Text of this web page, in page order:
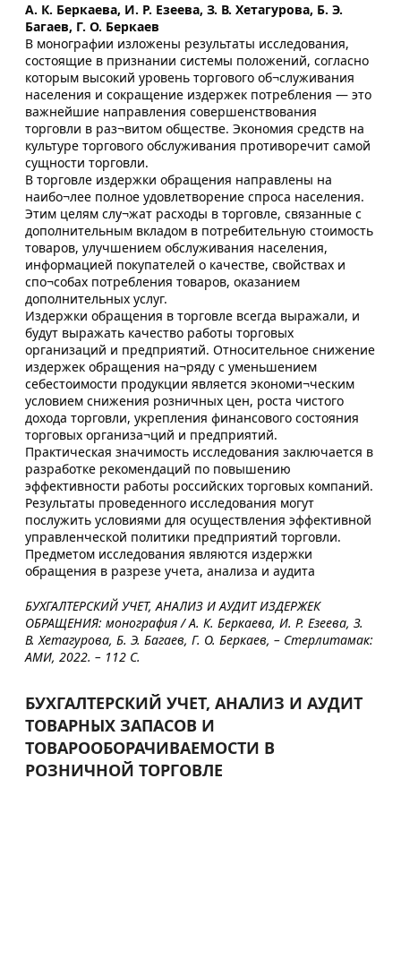
А. К. Беркаева, И. Р. Езеева, З. В. Хетагурова, Б. Э.
Багаев, Г. О. Беркаев
В монографии изложены результаты исследования,
состоящие в признании системы положений, согласно
которым высокий уровень торгового об¬служивания
населения и сокращение издержек потребления — это
важнейшие направления совершенствования
торговли в раз¬витом обществе. Экономия средств на
культуре торгового обслуживания противоречит самой
сущности торговли.
В торговле издержки обращения направлены на
наибо¬лее полное удовлетворение спроса населения.
Этим целям слу¬жат расходы в торговле, связанные с
дополнительным вкладом в потребительную стоимость
товаров, улучшением обслуживания населения,
информацией покупателей о качестве, свойствах и
спо¬собах потребления товаров, оказанием
дополнительных услуг.
Издержки обращения в торговле всегда выражали, и
будут выражать качество работы торговых
организаций и предприятий. Относительное снижение
издержек обращения на¬ряду с уменьшением
себестоимости продукции является экономи¬ческим
условием снижения розничных цен, роста чистого
дохода торговли, укрепления финансового состояния
торговых организа¬ций и предприятий.
Практическая значимость исследования заключается в
разработке рекомендаций по повышению
эффективности работы российских торговых компаний.
Результаты проведенного исследования могут
послужить условиями для осуществления эффективной
управленческой политики предприятий торговли.
Предметом исследования являются издержки
обращения в разрезе учета, анализа и аудита
БУХГАЛТЕРСКИЙ УЧЕТ, АНАЛИЗ И АУДИТ ИЗДЕРЖЕК
ОБРАЩЕНИЯ: монография / А. К. Беркаева, И. Р. Езеева, З.
В. Хетагурова, Б. Э. Багаев, Г. О. Беркаев, – Стерлитамак:
АМИ, 2022. – 112 С.
БУХГАЛТЕРСКИЙ УЧЕТ, АНАЛИЗ И АУДИТ
ТОВАРНЫХ ЗАПАСОВ И
ТОВАРООБОРАЧИВАЕМОСТИ В
РОЗНИЧНОЙ ТОРГОВЛЕ